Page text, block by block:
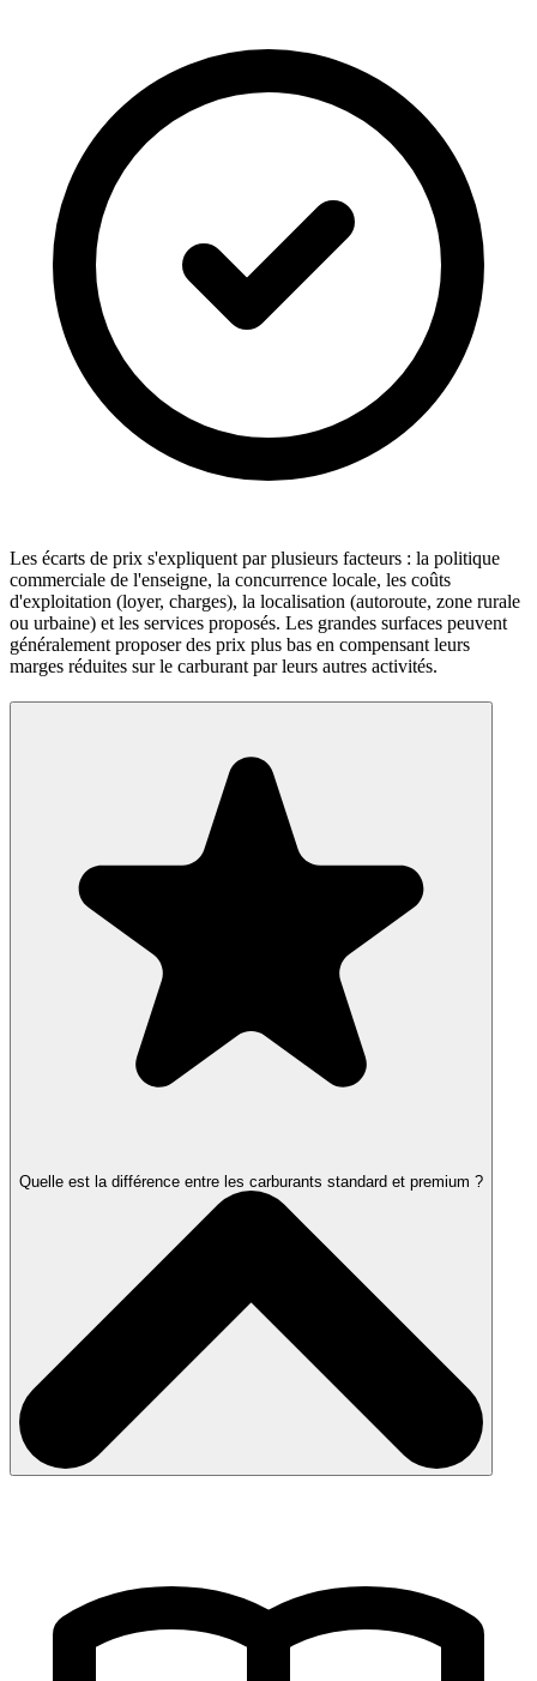
Les écarts de prix s'expliquent par plusieurs facteurs : la politique
commerciale de l'enseigne, la concurrence locale, les coûts
d'exploitation (loyer, charges), la localisation (autoroute, zone rurale
ou urbaine) et les services proposés. Les grandes surfaces peuvent
généralement proposer des prix plus bas en compensant leurs
marges réduites sur le carburant par leurs autres activités.
Quelle est la différence entre les carburants standard et premium ?